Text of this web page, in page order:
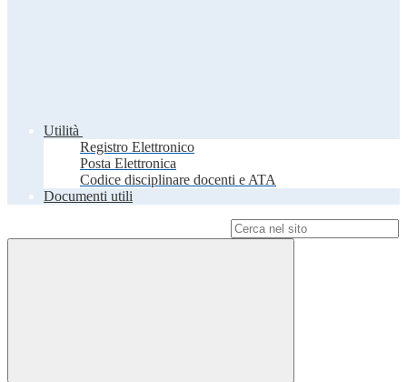
Utilità
Registro Elettronico
Posta Elettronica
Codice disciplinare docenti e ATA
Documenti utili